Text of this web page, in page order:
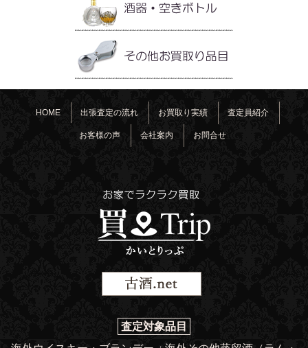
HOME 出張査定の流れ お買取り実績 査定員紹介
お客様の声 会社案内 お問合せ
査定対象品目